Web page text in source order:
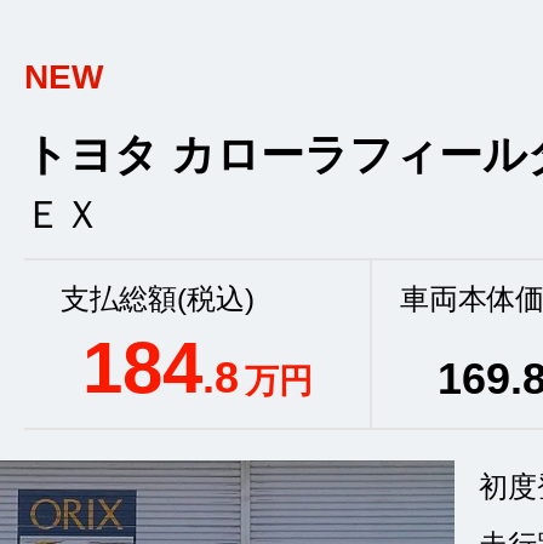
NEW
トヨタ カローラフィー
ＥＸ
支払総額(税込)
184.8万円
車両本体
169
初